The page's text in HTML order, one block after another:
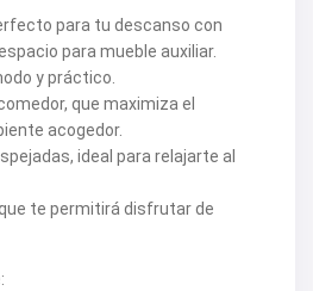
para tu descanso con
para mueble auxiliar.
y práctico.
que maximiza el
acogedor.
ideal para relajarte al
te permitirá disfrutar de